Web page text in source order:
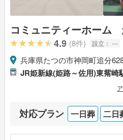
コミュニティーホーム
店 4.9 (8件) 設立： ---
兵庫県たつの市神岡町追分
JR姫新線(姫路～佐用)東觜崎
対応プラン 一日葬 二日